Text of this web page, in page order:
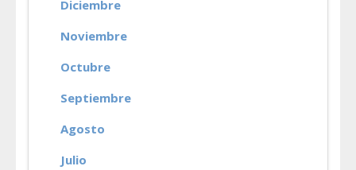
Diciembre
Noviembre
Octubre
Septiembre
Agosto
Julio